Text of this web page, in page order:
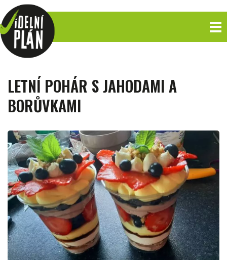
LETNÍ POHÁR S JAHODAMI A
BORŮVKAMI